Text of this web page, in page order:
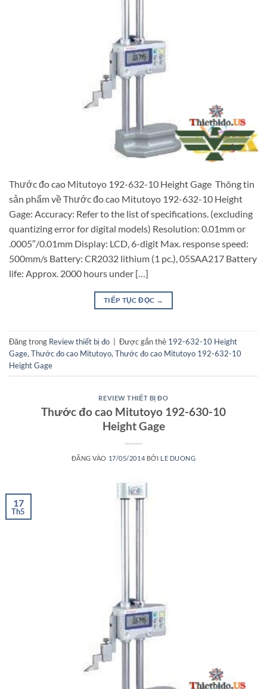
Thước đo cao Mitutoyo 192-632-10 Height Gage Thông tin
sản phẩm về Thước đo cao Mitutoyo 192-632-10 Height
Gage: Accuracy: Refer to the list of specifications. (excluding
quantizing error for digital models) Resolution: 0.01mm or
.0005″/0.01mm Display: LCD, 6-digit Max. response speed:
500mm/s Battery: CR2032 lithium (1 pc.), 05SAA217 Battery
life: Approx. 2000 hours under […]
TIẾP TỤC ĐỌC →
Đăng trong Review thiết bị đo | Được gắn thẻ 192-632-10 Height
Gage, Thước đo cao Mitutoyo, Thước đo cao Mitutoyo 192-632-10
Height Gage
REVIEW THIẾT BỊ ĐO
Thước đo cao Mitutoyo 192-630-10
Height Gage
ĐĂNG VÀO 17/05/2014 BỞI LE DUONG
17
Th5